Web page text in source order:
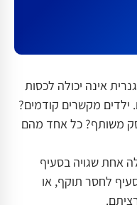
אינה יכולה לכסות
ילדים מקשרים קודמים?
משותף? כל אחד מהם
אחת שגויה בסעיף
לחסר תוקף, או